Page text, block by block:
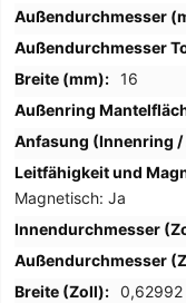
16
Magnetisch: Ja
0,62992